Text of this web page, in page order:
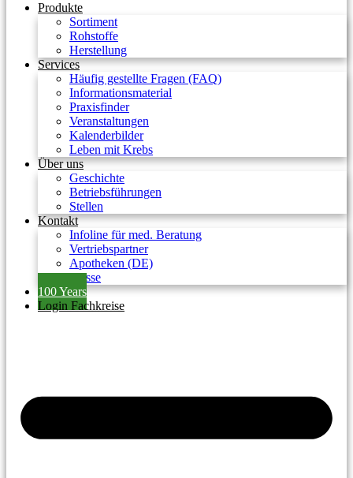
Produkte
Sortiment
Rohstoffe
Herstellung
Services
Häufig gestellte Fragen (FAQ)
Informationsmaterial
Praxisfinder
Veranstaltungen
Kalenderbilder
Leben mit Krebs
Über uns
Geschichte
Betriebsführungen
Stellen
Kontakt
Infoline für med. Beratung
Vertriebspartner
Apotheken (DE)
Presse
100 Years
Login Fachkreise